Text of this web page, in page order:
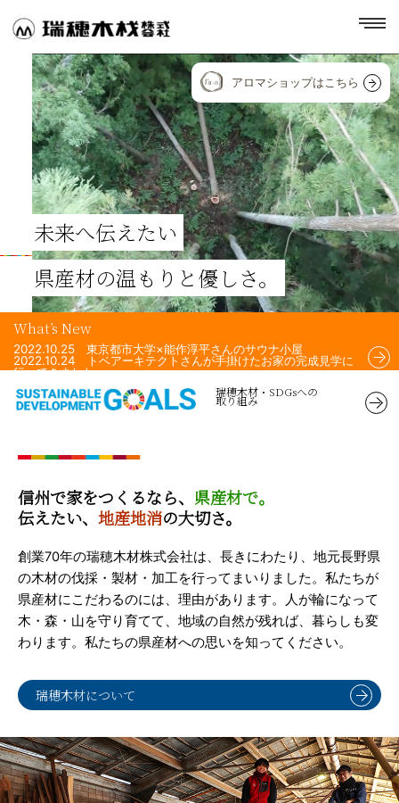
未来へ伝えたい
県産材の温もりと優しさ。
アロマショップはこちら
What’s New
2022.10.25 東京都市大学×能作淳平さんのサウナ小屋
2022.10.24 トベアーキテクトさんが手掛けたお家の完成見学に
行ってきました。
2022.10.24 Airchi Airsさんが手掛けた住宅のフェンスに、瑞穂
木材の杉材を使用して頂きました！
瑞穂木材・SDGsへの
取り組み
信州で家をつくるなら、 県産材で。
伝えたい、 地産地消の大切さ。
創業70年の瑞穂木材株式会社は、長きにわたり、地元長野県
の木材の伐採・製材・加工を行ってまいりました。私たちが
県産材にこだわるのには、理由があります。人が輪になって
木・森・山を守り育てて、地域の自然が残れば、暮らしも変
わります。私たちの県産材への思いを知ってください。
瑞穂木材について